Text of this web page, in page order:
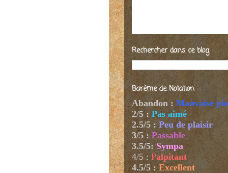
Rechercher dans ce blog
Barème de Notation
Abandon : Mauvaise
2/5 : Pas aimé
2.5/5 : Peu de plaisir
3/5 : Passable
3.5/5: Sympa
4/5 : Palpitant
4.5/5 : Excellent